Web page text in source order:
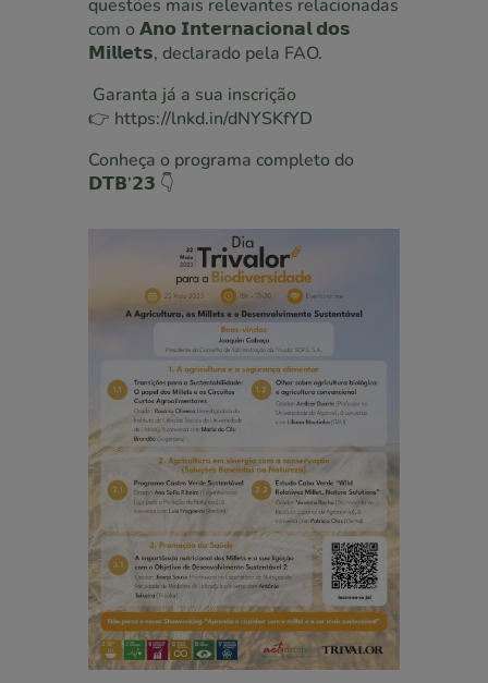
questões mais relevantes relacionadas
com o 𝗔𝗻𝗼 𝗜𝗻𝘁𝗲𝗿𝗻𝗮𝗰𝗶𝗼𝗻𝗮𝗹 𝗱𝗼𝘀
𝗠𝗶𝗹𝗹𝗲𝘁𝘀, declarado pela FAO.
Garanta já a sua inscrição
👉 https://lnkd.in/dNYSKfYD
Conheça o programa completo do
𝗗𝗧𝗕’𝟮𝟯 👇